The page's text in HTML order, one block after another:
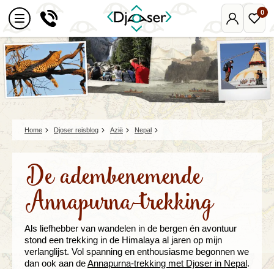
Mijn
Djoser
0
Home Djoser reisblog Azië Nepal
De adembenemende
Annapurna-trekking
Als liefhebber van wandelen in de bergen én avontuur
stond een trekking in de Himalaya al jaren op mijn
verlanglijst. Vol spanning en enthousiasme begonnen we
dan ook aan deAnnapurna-trekking met Djoser in Nepal.